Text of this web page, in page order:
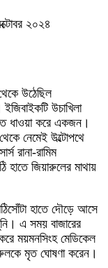
২০২৪
উঠেছিল
উচাখিলা
ধাওয়া করে একজন।
নেমেই উল্টোপথে
রানা-রামিম
জিয়ারুলের মাথায়
হাতে দৌড়ে আসে
এ সময় বাজারের
ময়মনসিংহ মেডিকেল
মৃত ঘোষণা করেন।